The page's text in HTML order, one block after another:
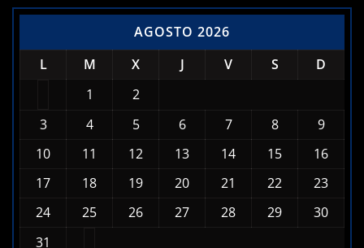
AGOSTO 2026
L
M X J V S
D
1
2
3
4 5 6 7 8
9
10
11 12 13 14 15
16
17
18 19 20 21 22
23
24
25 26 27 28 29
30